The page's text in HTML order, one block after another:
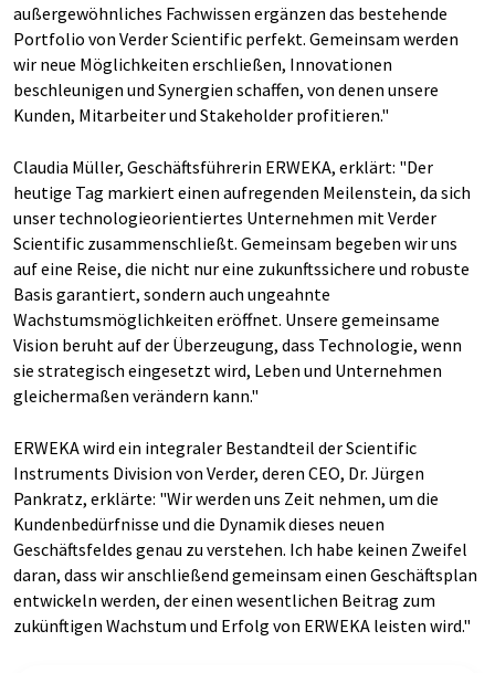
außergewöhnliches Fachwissen ergänzen das bestehende
Portfolio von Verder Scientific perfekt. Gemeinsam werden
wir neue Möglichkeiten erschließen, Innovationen
beschleunigen und Synergien schaffen, von denen unsere
Kunden, Mitarbeiter und Stakeholder profitieren."
Claudia Müller, Geschäftsführerin ERWEKA, erklärt: "Der
heutige Tag markiert einen aufregenden Meilenstein, da sich
unser technologieorientiertes Unternehmen mit Verder
Scientific zusammenschließt. Gemeinsam begeben wir uns
auf eine Reise, die nicht nur eine zukunftssichere und robuste
Basis garantiert, sondern auch ungeahnte
Wachstumsmöglichkeiten eröffnet. Unsere gemeinsame
Vision beruht auf der Überzeugung, dass Technologie, wenn
sie strategisch eingesetzt wird, Leben und Unternehmen
gleichermaßen verändern kann."
ERWEKA wird ein integraler Bestandteil der Scientific
Instruments Division von Verder, deren CEO, Dr. Jürgen
Pankratz, erklärte: "Wir werden uns Zeit nehmen, um die
Kundenbedürfnisse und die Dynamik dieses neuen
Geschäftsfeldes genau zu verstehen. Ich habe keinen Zweifel
daran, dass wir anschließend gemeinsam einen Geschäftsplan
entwickeln werden, der einen wesentlichen Beitrag zum
zukünftigen Wachstum und Erfolg von ERWEKA leisten wird."